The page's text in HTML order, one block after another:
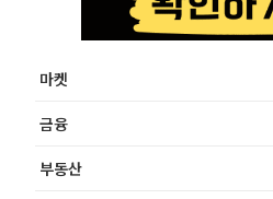
마켓
금융
부동산